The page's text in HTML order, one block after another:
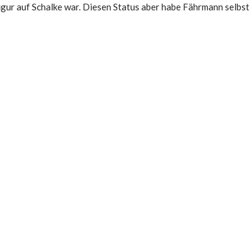
auf Schalke war. Diesen Status aber habe Fährmann selbst